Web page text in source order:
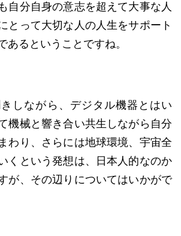
自分自身の意志を超えて大事な人
とって大切な人の人生をサポート
あるということですね。
しながら、デジタル機器とはい
機械と響き合い共生しながら自分
わり、さらには地球環境、宇宙全
くという発想は、日本人的なのか
が、その辺りについてはいかがで